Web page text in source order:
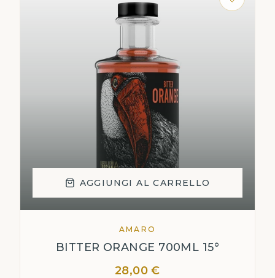
AGGIUNGI AL CARRELLO
AMARO
BITTER ORANGE 700ML 15°
28,00 €